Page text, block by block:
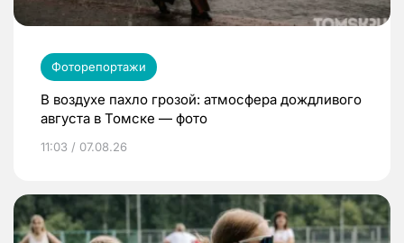
Фоторепортажи
В воздухе пахло грозой: атмосфера дождливого
августа в Томске — фото
11:03 / 07.08.26